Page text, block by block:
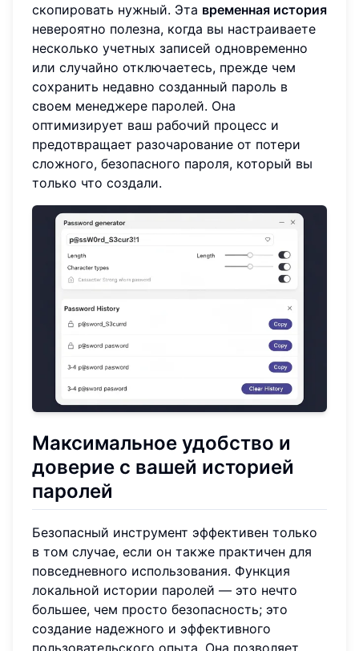
скопировать нужный. Эта временная история
невероятно полезна, когда вы настраиваете
несколько учетных записей одновременно
или случайно отключаетесь, прежде чем
сохранить недавно созданный пароль в
своем менеджере паролей. Она
оптимизирует ваш рабочий процесс и
предотвращает разочарование от потери
сложного, безопасного пароля, который вы
только что создали.
Максимальное удобство и
доверие с вашей историей
паролей
Безопасный инструмент эффективен только
в том случае, если он также практичен для
повседневного использования. Функция
локальной истории паролей — это нечто
большее, чем просто безопасность; это
создание надежного и эффективного
пользовательского опыта. Она позволяет